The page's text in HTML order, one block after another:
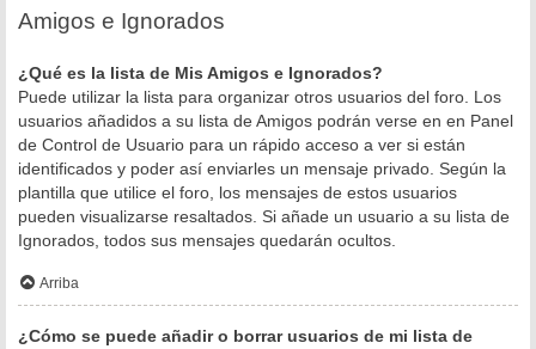
Amigos e Ignorados
¿Qué es la lista de Mis Amigos e Ignorados?
Puede utilizar la lista para organizar otros usuarios del foro. Los
usuarios añadidos a su lista de Amigos podrán verse en en Panel
de Control de Usuario para un rápido acceso a ver si están
identificados y poder así enviarles un mensaje privado. Según la
plantilla que utilice el foro, los mensajes de estos usuarios
pueden visualizarse resaltados. Si añade un usuario a su lista de
Ignorados, todos sus mensajes quedarán ocultos.
Arriba
¿Cómo se puede añadir o borrar usuarios de mi lista de